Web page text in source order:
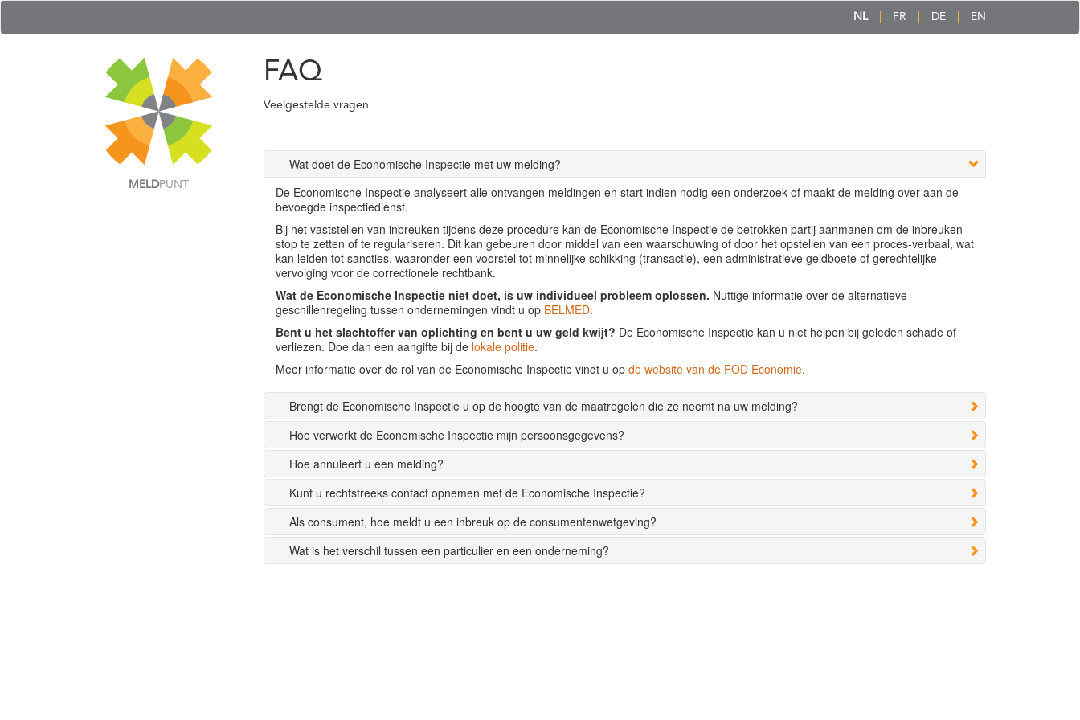
NL FR DE EN
MELDPUNT
FAQ
Veelgestelde vragen
Wat doet de Economische Inspectie met uw melding?
De Economische Inspectie analyseert alle ontvangen meldingen en start indien nodig een onderzoek of maakt de melding over aan de
bevoegde inspectiedienst.
Bij het vaststellen van inbreuken tijdens deze procedure kan de Economische Inspectie de betrokken partij aanmanen om de inbreuken
stop te zetten of te regulariseren. Dit kan gebeuren door middel van een waarschuwing of door het opstellen van een proces-verbaal, wat
kan leiden tot sancties, waaronder een voorstel tot minnelijke schikking (transactie), een administratieve geldboete of gerechtelijke
vervolging voor de correctionele rechtbank.
Wat de Economische Inspectie niet doet, is uw individueel probleem oplossen. Nuttige informatie over de alternatieve
geschillenregeling tussen ondernemingen vindt u op BELMED.
Bent u het slachtoffer van oplichting en bent u uw geld kwijt? De Economische Inspectie kan u niet helpen bij geleden schade of
verliezen. Doe dan een aangifte bij de lokale politie.
Meer informatie over de rol van de Economische Inspectie vindt u op de website van de FOD Economie.
Brengt de Economische Inspectie u op de hoogte van de maatregelen die ze neemt na uw melding?
Hoe verwerkt de Economische Inspectie mijn persoonsgegevens?
Hoe annuleert u een melding?
Kunt u rechtstreeks contact opnemen met de Economische Inspectie?
Als consument, hoe meldt u een inbreuk op de consumentenwetgeving?
Wat is het verschil tussen een particulier en een onderneming?